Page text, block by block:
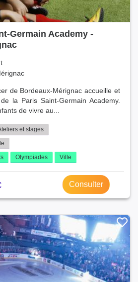
Germain Academy -
de Bordeaux-Mérignac accueille et
la Paris Saint-Germain Academy.
de vivre au...
et stages
Olympiades Ville
Consulter